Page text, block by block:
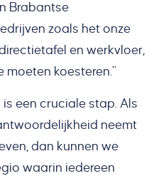
Brabantse
zoals het onze
en werkvloer,
moeten koesteren."
een cruciale stap. Als
neemt
dan kunnen we
waarin iedereen